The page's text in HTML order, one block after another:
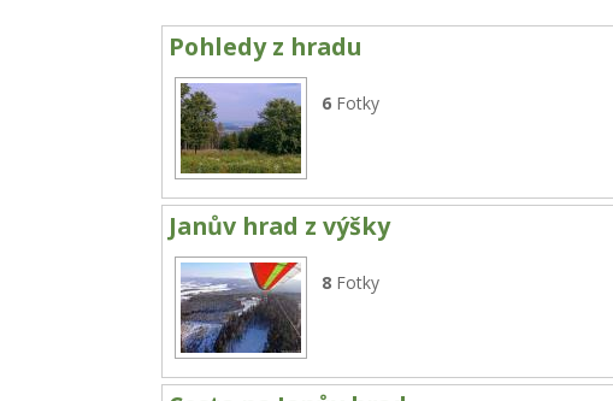
Pohledy z hradu
6 Fotky
Janův hrad z výšky
8 Fotky